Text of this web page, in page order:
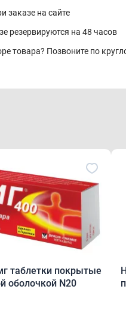
заказе на сайте
резервируются на 48 часов
товара? Позвоните по
таблетки покрытые
оболочкой N20